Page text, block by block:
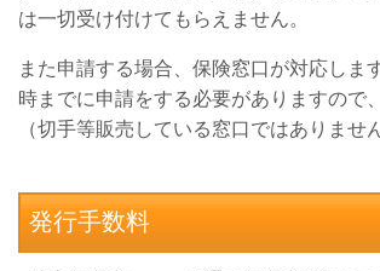
は一切受け付けてもらえません。
また申請する場合、保険窓口が対応しま
時までに申請をする必要がありますので
（切手等販売している窓口ではありませ
発行手数料